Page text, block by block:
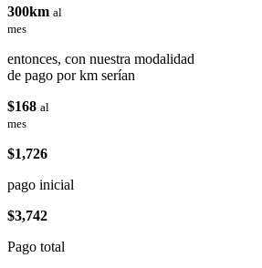
300km al
mes
entonces, con nuestra modalidad
de pago por km serían
$168 al
mes
$1,726
pago inicial
$3,742
Pago total